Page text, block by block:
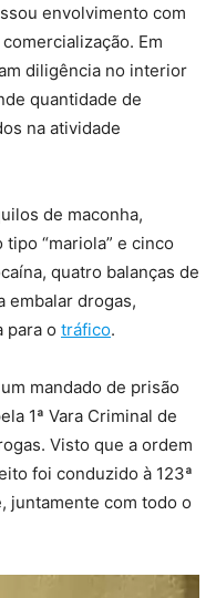
envolvimento com
Em
diligência no interior
quantidade de
na atividade
de maconha,
“mariola” e cinco
quatro balanças de
embalar drogas,
para o tráfico.
mandado de prisão
1ª Vara Criminal de
Visto que a ordem
foi conduzido à 123ª
juntamente com todo o